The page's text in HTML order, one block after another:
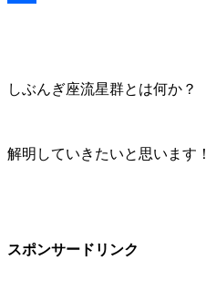
しぶんぎ座流星群とは何か？
解明していきたいと思います！
スポンサードリンク